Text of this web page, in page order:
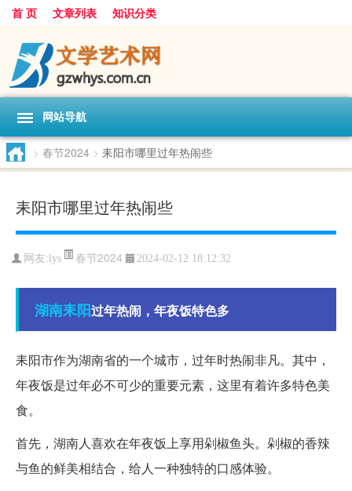
首 页 文章列表 知识分类
网站导航
> 春节2024 > 耒阳市哪里过年热闹些
耒阳市哪里过年热闹些
网友: lys 春节2024 2024-02-12 18:12:32
湖南耒阳过年热闹，年夜饭特色多
耒阳市作为湖南省的一个城市，过年时热闹非凡。其中，
年夜饭是过年必不可少的重要元素，这里有着许多特色美
食。
首先，湖南人喜欢在年夜饭上享用剁椒鱼头。剁椒的香辣
与鱼的鲜美相结合，给人一种独特的口感体验。